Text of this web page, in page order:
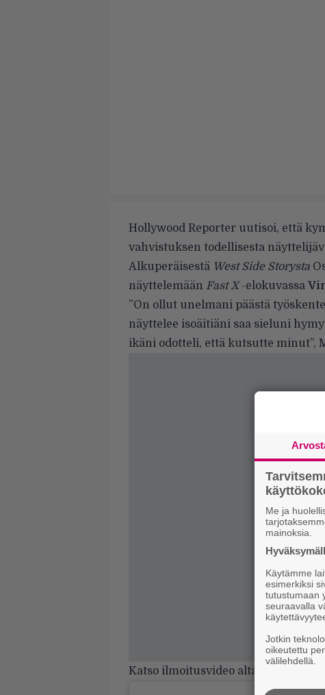
Hollywood Reporter uutisoi, että
vahvistuksen todellisesta
Alkuperäisestä West Side Storysta
näyttelemään Fast X-elokuvassa
”On ollut unelmani päästä
näyttelee isoäitiäni saa sieluni
ikäni odotteli, että kutsutte minut”,
Katso ilmoitusvideo alta.
Me ja
mainoksia.
Käytämme
esimerkiksi
tutustumaan
seuraavalla
Jotkin
oikeutettu
välilehdellä.